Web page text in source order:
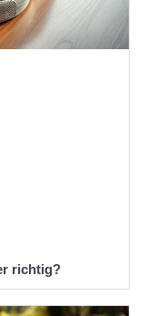
richtig?